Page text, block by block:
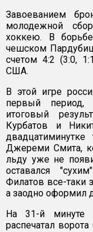
Завоеванием
молодежной
хоккею. В
чешском
счетом 4:2 (3:0,
США.
В этой игре
первый период,
итоговый
Курбатов и
Джереми Смита,
льду уже не
оставался
Филатов все-таки
а заодно оформил
На 31-й минуте
распечатал